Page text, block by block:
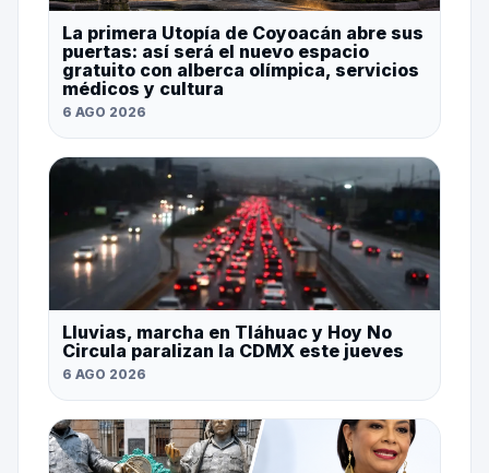
La primera Utopía de Coyoacán abre sus
puertas: así será el nuevo espacio
gratuito con alberca olímpica, servicios
médicos y cultura
6 AGO 2026
Lluvias, marcha en Tláhuac y Hoy No
Circula paralizan la CDMX este jueves
6 AGO 2026